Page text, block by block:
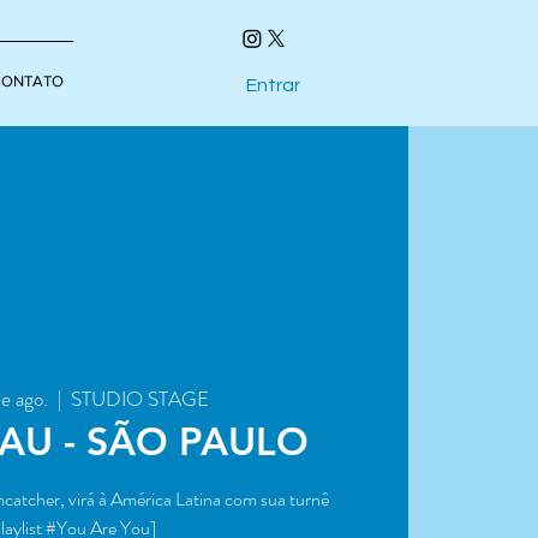
Entrar
ago.
  |
STUDIO STAGE
- SÃO PAULO
virá à América Latina com sua turnê
#You Are You]